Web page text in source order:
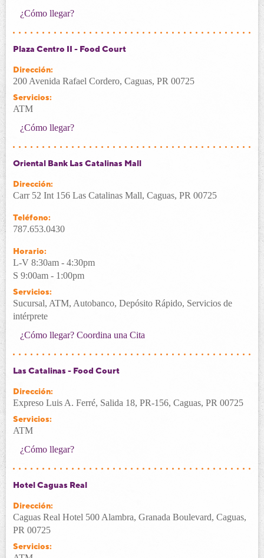
¿Cómo llegar?
Plaza Centro II - Food Court
Dirección:
200 Avenida Rafael Cordero, Caguas, PR 00725
Servicios:
ATM
¿Cómo llegar?
Oriental Bank Las Catalinas Mall
Dirección:
Carr 52 Int 156 Las Catalinas Mall, Caguas, PR 00725
Teléfono:
787.653.0430
Horario:
L-V 8:30am - 4:30pm
S 9:00am - 1:00pm
Servicios:
Sucursal, ATM, Autobanco, Depósito Rápido, Servicios de
intérprete
¿Cómo llegar? Coordina una Cita
Las Catalinas - Food Court
Dirección:
Expreso Luis A. Ferré, Salida 18, PR-156, Caguas, PR 00725
Servicios:
ATM
¿Cómo llegar?
Hotel Caguas Real
Dirección:
Caguas Real Hotel 500 Alambra, Granada Boulevard, Caguas,
PR 00725
Servicios: